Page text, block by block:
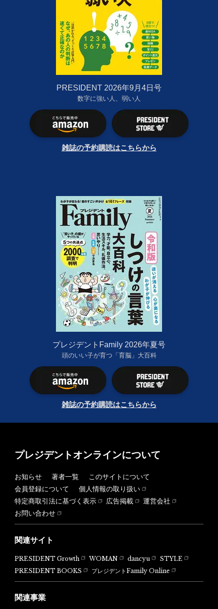
PRESIDENT 2026年9月4日号
数字に強い人、弱い人
雑誌の予約購読はこちらから
プレジデントFamily 2026年夏号
頭のいい子が育つ「育脳」大百科
雑誌の予約購読はこちらから
プレジデントオンラインについて
お知らせ 著者一覧
このサイトについて
会員登録について
個人情報の取り扱い
特定商取引法に基づく表示
広告掲載
運営会社
お問い合わせ
関連サイト
PRESIDENT Growth WOMAN dancyu
STYLE
PRESIDENT BOOKS
プレジデントFamily Online
関連事業